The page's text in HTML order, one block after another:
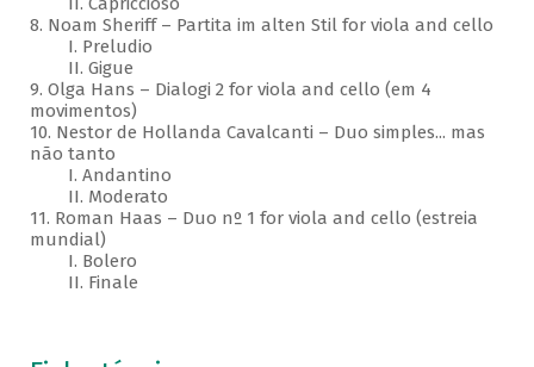
8. Noam Sheriff – Partita im alten Stil for viola and cello
I. Preludio
II. Gigue
9. Olga Hans – Dialogi 2 for viola and cello (em 4
movimentos)
10. Nestor de Hollanda Cavalcanti – Duo simples... mas
não tanto
I. Andantino
II. Moderato
11. Roman Haas – Duo nº 1 for viola and cello (estreia
mundial)
I. Bolero
II. Finale